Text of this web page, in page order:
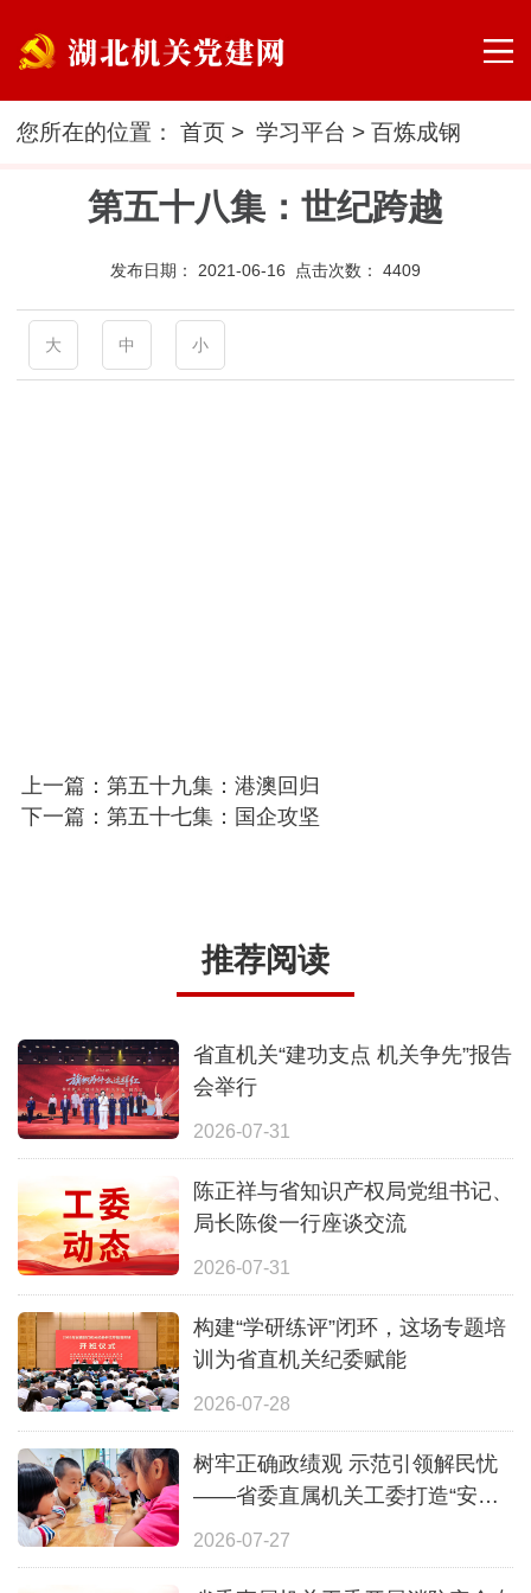
您所在的位置：首页 >学习平台 >百炼成钢
第五十八集：世纪跨越
发布日期： 2021-06-16 点击次数： 4409
大 中 小
上一篇：第五十九集：港澳回归
下一篇：第五十七集：国企攻坚
推荐阅读
省直机关“建功支点 机关争先”报告
会举行
2026-07-31
陈正祥与省知识产权局党组书记、
局长陈俊一行座谈交流
2026-07-31
构建“学研练评”闭环，这场专题培
训为省直机关纪委赋能
2026-07-28
树牢正确政绩观 示范引领解民忧
——省委直属机关工委打造“安心
一夏”全覆盖暑期照护体系
2026-07-27